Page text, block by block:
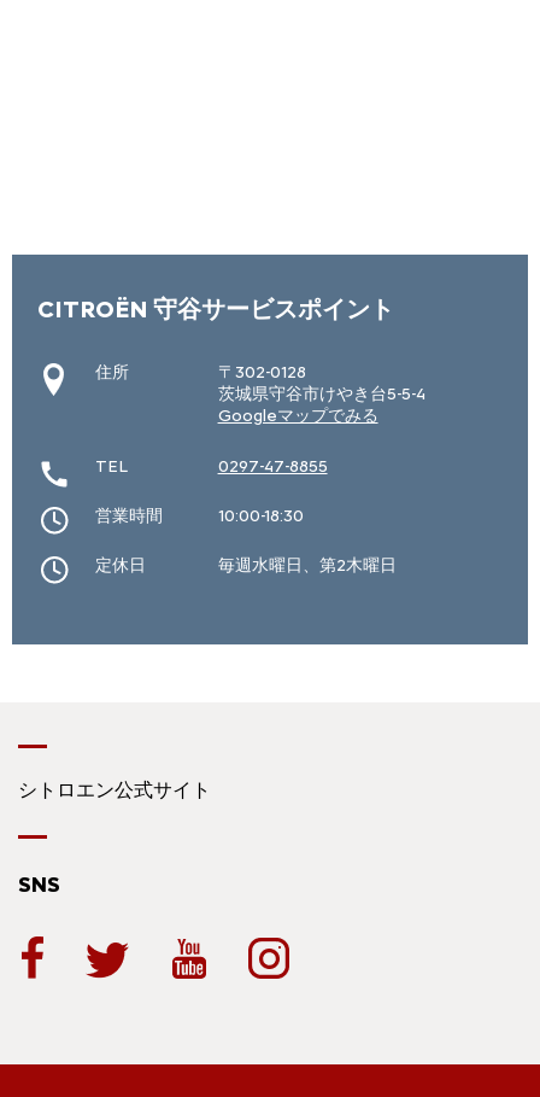
CITROËN 守谷サービスポイント
住所
〒302-0128
茨城県守谷市けやき台5-5-4
Googleマップでみる
TEL 0297-47-8855
営業時間 10:00-18:30
定休日 毎週水曜日、第2木曜日
シトロエン公式サイト
SNS